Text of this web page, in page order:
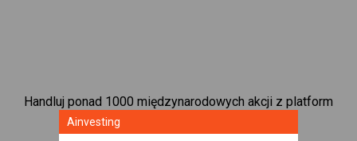
Handluj ponad 1000 międzynarodowych akcji z platform
handlową CFD od Ainvesting.
Ainvesting